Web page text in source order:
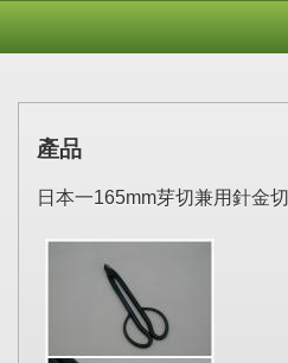
產品
日本一165mm芽切兼用針金切